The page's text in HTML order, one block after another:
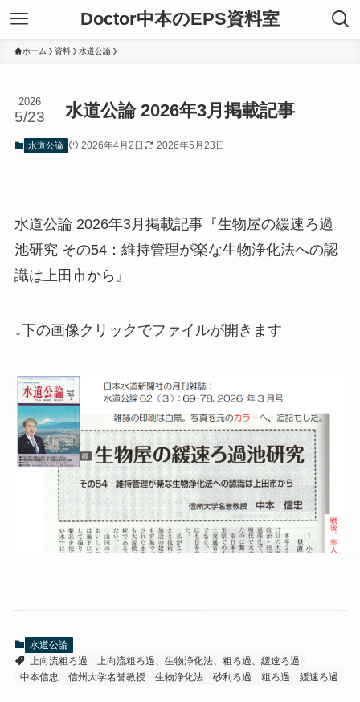
Doctor中本のEPS資料室
ホーム 資料 水道公論
水道公論 2026年3月掲載記事
2026
5/23
水道公論 2026年4月2日 2026年5月23日
水道公論 2026年3月掲載記事『生物屋の緩速ろ過
池研究 その54：維持管理が楽な生物浄化法への認
識は上田市から』
↓下の画像クリックでファイルが開きます
水道公論
上向流粗ろ過
上向流粗ろ過、生物浄化法、粗ろ過、緩速ろ過
中本信忠
信州大学名誉教授 生物浄化法 砂利ろ過 粗ろ過 緩速ろ過